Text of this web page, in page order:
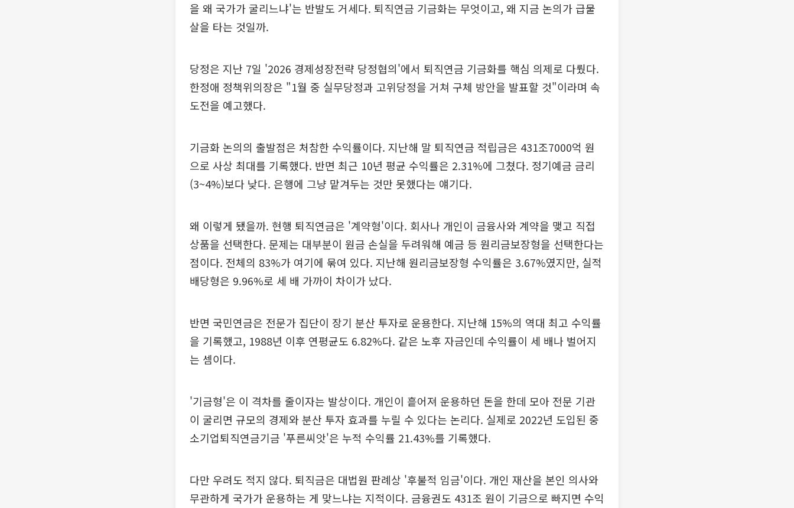
을 왜 국가가 굴리느냐'는 반발도 거세다. 퇴직연금 기금화는 무엇이고, 왜 지금 논의가 급물
살을 타는 것일까.
당정은 지난 7일 '2026 경제성장전략 당정협의'에서 퇴직연금 기금화를 핵심 의제로 다뤘다.
한정애 정책위의장은 "1월 중 실무당정과 고위당정을 거쳐 구체 방안을 발표할 것"이라며 속
도전을 예고했다.
기금화 논의의 출발점은 처참한 수익률이다. 지난해 말 퇴직연금 적립금은 431조7000억 원
으로 사상 최대를 기록했다. 반면 최근 10년 평균 수익률은 2.31%에 그쳤다. 정기예금 금리
(3~4%)보다 낮다. 은행에 그냥 맡겨두는 것만 못했다는 얘기다.
왜 이렇게 됐을까. 현행 퇴직연금은 '계약형'이다. 회사나 개인이 금융사와 계약을 맺고 직접
상품을 선택한다. 문제는 대부분이 원금 손실을 두려워해 예금 등 원리금보장형을 선택한다는
점이다. 전체의 83%가 여기에 묶여 있다. 지난해 원리금보장형 수익률은 3.67%였지만, 실적
배당형은 9.96%로 세 배 가까이 차이가 났다.
반면 국민연금은 전문가 집단이 장기 분산 투자로 운용한다. 지난해 15%의 역대 최고 수익률
을 기록했고, 1988년 이후 연평균도 6.82%다. 같은 노후 자금인데 수익률이 세 배나 벌어지
는 셈이다.
'기금형'은 이 격차를 줄이자는 발상이다. 개인이 흩어져 운용하던 돈을 한데 모아 전문 기관
이 굴리면 규모의 경제와 분산 투자 효과를 누릴 수 있다는 논리다. 실제로 2022년 도입된 중
소기업퇴직연금기금 '푸른씨앗'은 누적 수익률 21.43%를 기록했다.
다만 우려도 적지 않다. 퇴직금은 대법원 판례상 '후불적 임금'이다. 개인 재산을 본인 의사와
무관하게 국가가 운용하는 게 맞느냐는 지적이다. 금융권도 431조 원이 기금으로 빠지면 수익